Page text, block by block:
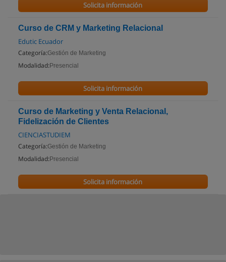
Solicita información
Curso de CRM y Marketing Relacional
Edutic Ecuador
Categoría:Gestión de Marketing
Modalidad: Presencial
Solicita información
Curso de Marketing y Venta Relacional,
Fidelización de Clientes
CIENCIASTUDIEM
Categoría:Gestión de Marketing
Modalidad: Presencial
Solicita información